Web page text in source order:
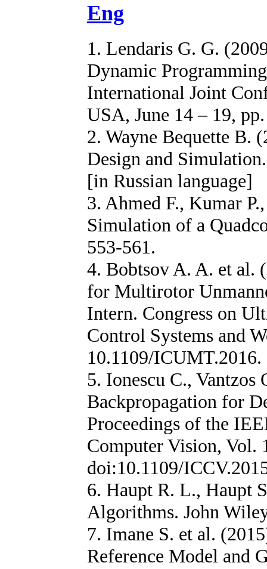
Eng
1. Lendaris G. G.
Dynamic
International Joint
USA, June 14 – 19,
2. Wayne Bequette B.
Design and
[in Russian language]
3. Ahmed F., Kumar
Simulation of a
553-561.
4. Bobtsov A. A. et al.
for Multirotor
Intern. Congress on
Control Systems and
10.1109/ICUMT.2016.
5. Ionescu C.,
Backpropagation for
Proceedings of the
Computer Vision, Vol.
doi:10.1109/
6. Haupt R. L., Haupt
Algorithms. John
7. Imane S. et al.
Reference Model and